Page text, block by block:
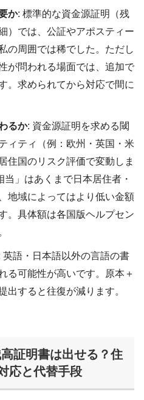
か: 標準的な資金源証明（残
）では、公証やアポスティー
の周囲では稀でした。ただし
が問われる場面では、追加で
。求められてから対応で間に
るか: 資金源証明を求める閾
ィティ（例：欧州・英国・米
住国のリスク評価で変動しま
」はあくまで日本居住者・
地域によってはより低い金額
。具体額は各国版ヘルプセン
英語・日本語以外の言語の書
る可能性が高いです。原本＋
出すると往復が減ります。
証明書は出せる？住
応と代替手段